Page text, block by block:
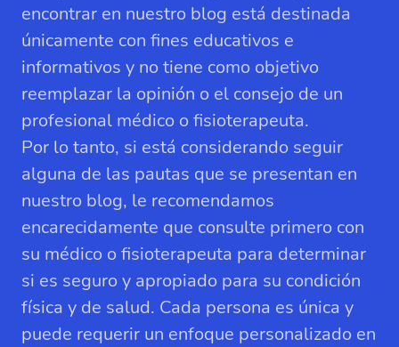
encontrar en nuestro blog está destinada
únicamente con fines educativos e
informativos y no tiene como objetivo
reemplazar la opinión o el consejo de un
profesional médico o fisioterapeuta.
Por lo tanto, si está considerando seguir
alguna de las pautas que se presentan en
nuestro blog, le recomendamos
encarecidamente que consulte primero con
su médico o fisioterapeuta para determinar
si es seguro y apropiado para su condición
física y de salud. Cada persona es única y
puede requerir un enfoque personalizado en